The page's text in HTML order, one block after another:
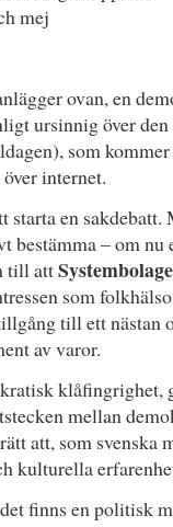
mej
ovan, en
ursinnig över
som
internet.
starta en
bestämma – om
till att
som
till ett nästan
av varor.
klåfingrighet,
mellan
att, som svenska
kulturella
finns en politisk